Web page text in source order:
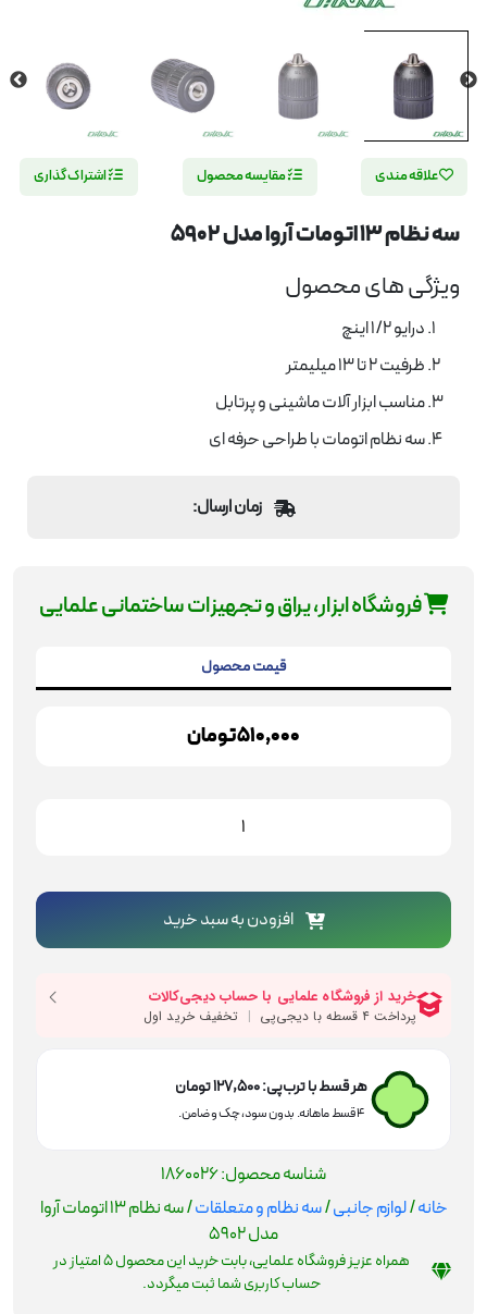
علاقه مندی مقایسه محصول اشتراک گذاری
سه نظام 13 اتومات آروا مدل 5902
ویژگی های محصول
درایو 1⁄2 اینچ
ظرفیت 2 تا 13 میلیمتر
مناسب ابزار آلات ماشینی و پرتابل
سه نظام اتومات با طراحی حرفه ای
زمان ارسال:
فروشگاه ابزار، یراق و تجهیزات ساختمانی علمایی
قیمت محصول
510,000تومان
آروا
مدل
5902
افزودن به سبد خرید
هر قسط با ترب‌پی:127,500تومان
۴ قسط ماهانه. بدون سود، چک و ضامن.
شناسه محصول:1860026
خانه/لوازم جانبی/سه نظام و متعلقات
/ سه نظام 13 اتومات آروا
مدل 5902
همراه عزیز فروشگاه علمایی، بابت خرید این محصول5امتیاز در
حساب کاربری شما ثبت میگردد.